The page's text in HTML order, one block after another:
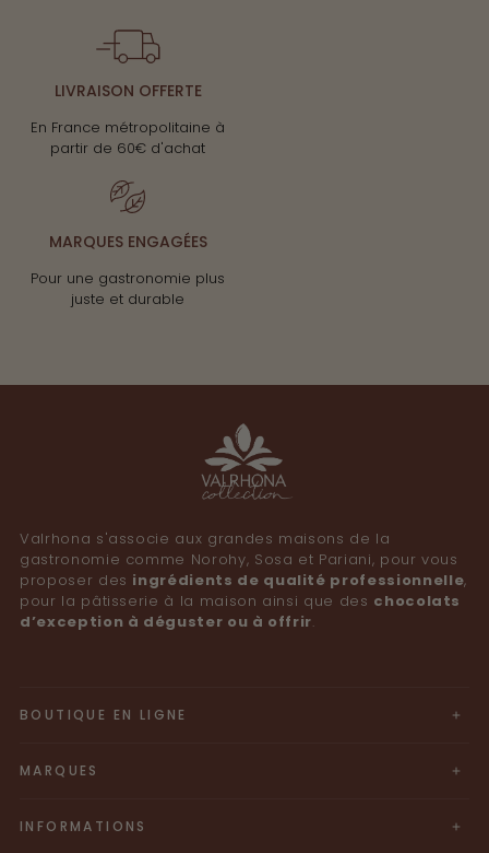
LIVRAISON OFFERTE
En France métropolitaine à
partir de 60€ d'achat
MARQUES ENGAGÉES
Pour une gastronomie plus
juste et durable
Valrhona s'associe aux grandes maisons de la
gastronomie comme Norohy, Sosa et Pariani, pour vous
proposer des ingrédients de qualité professionnelle,
pour la pâtisserie à la maison ainsi que des chocolats
d’exception à déguster ou à offrir. ​
BOUTIQUE EN LIGNE
MARQUES
INFORMATIONS